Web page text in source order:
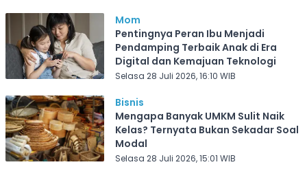
Mom
Pentingnya Peran Ibu Menjadi
Pendamping Terbaik Anak di Era
Digital dan Kemajuan Teknologi
Selasa 28 Juli 2026, 16:10 WIB
Bisnis
Mengapa Banyak UMKM Sulit Naik
Kelas? Ternyata Bukan Sekadar Soal
Modal
Selasa 28 Juli 2026, 15:01 WIB